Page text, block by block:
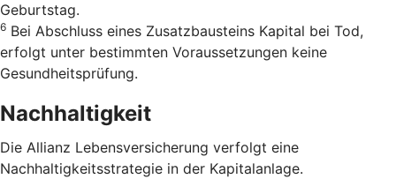
Geburtstag.
6 Bei Abschluss eines Zusatzbausteins Kapital bei Tod,
erfolgt unter bestimmten Voraussetzungen keine
Gesundheitsprüfung.
Nachhaltigkeit
Die Allianz Lebensversicherung verfolgt eine
Nachhaltigkeitsstrategie in der Kapitalanlage.